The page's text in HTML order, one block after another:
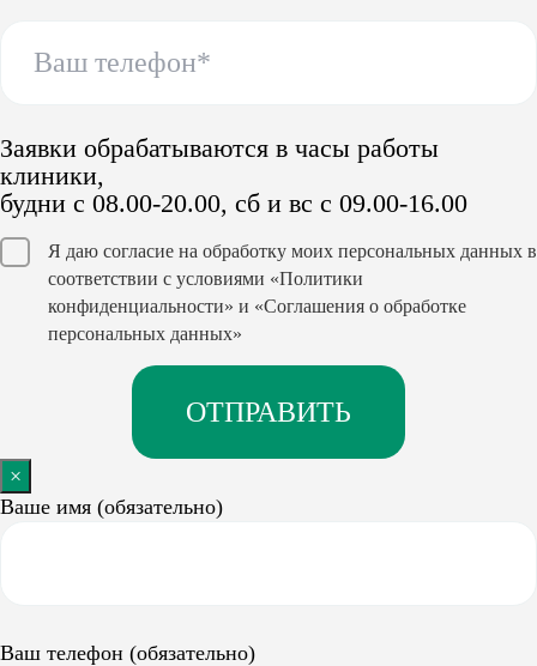
Заявки обрабатываются в часы работы
клиники,
будни с 08.00-20.00, сб и вс с 09.00-16.00
Я даю согласие на обработку моих персональных данных в
соответствии с условиями «Политики
конфиденциальности» и «Соглашения о обработке
персональных данных»
×
Ваше имя (обязательно)
Ваш телефон (обязательно)